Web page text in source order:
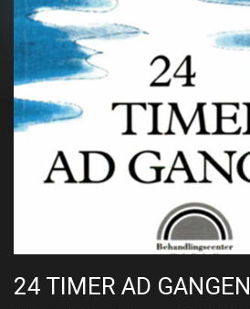
24 TIMER AD GANGEN